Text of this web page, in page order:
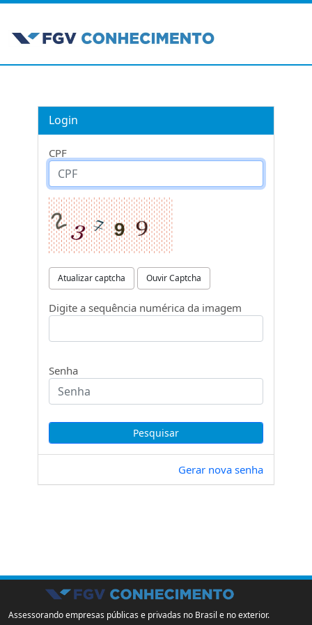
Login
CPF
Atualizar captcha Ouvir Captcha
Digite a sequência numérica da imagem
Senha
Gerar nova senha
Assessorando empresas públicas e privadas no Brasil e no exterior.